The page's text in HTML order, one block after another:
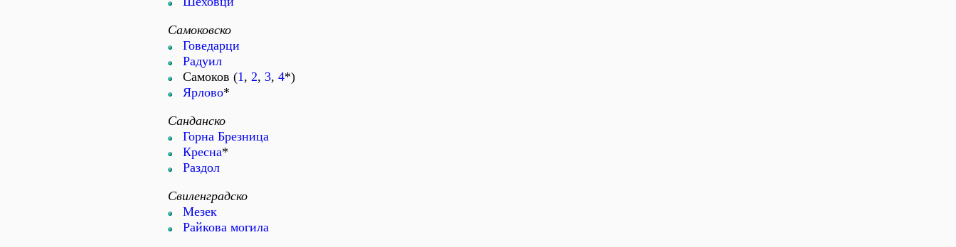
Самоковско
Говедарци
Радуил
Самоков (1, 2, 3, 4*)
Ярлово*
Санданско
Горна Брезница
Кресна*
Раздол
Свиленградско
Мезек
Райкова могила